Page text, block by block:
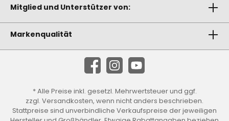
Mitglied und Unterstützer von:
Markenqualität
* Alle Preise inkl. gesetzl. Mehrwertsteuer und ggf.
zzgl. Versandkosten, wenn nicht anders beschrieben.
Stattpreise sind unverbindliche Verkaufspreise der jeweiligen